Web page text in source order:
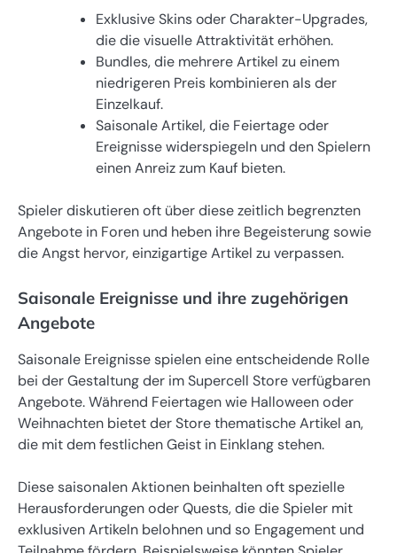
Exklusive Skins oder Charakter-Upgrades,
die die visuelle Attraktivität erhöhen.
Bundles, die mehrere Artikel zu einem
niedrigeren Preis kombinieren als der
Einzelkauf.
Saisonale Artikel, die Feiertage oder
Ereignisse widerspiegeln und den Spielern
einen Anreiz zum Kauf bieten.
Spieler diskutieren oft über diese zeitlich begrenzten
Angebote in Foren und heben ihre Begeisterung sowie
die Angst hervor, einzigartige Artikel zu verpassen.
Saisonale Ereignisse und ihre zugehörigen
Angebote
Saisonale Ereignisse spielen eine entscheidende Rolle
bei der Gestaltung der im Supercell Store verfügbaren
Angebote. Während Feiertagen wie Halloween oder
Weihnachten bietet der Store thematische Artikel an,
die mit dem festlichen Geist in Einklang stehen.
Diese saisonalen Aktionen beinhalten oft spezielle
Herausforderungen oder Quests, die die Spieler mit
exklusiven Artikeln belohnen und so Engagement und